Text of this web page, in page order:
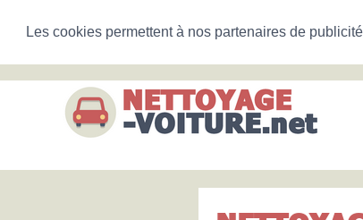
Les cookies permettent à nos partenaires de